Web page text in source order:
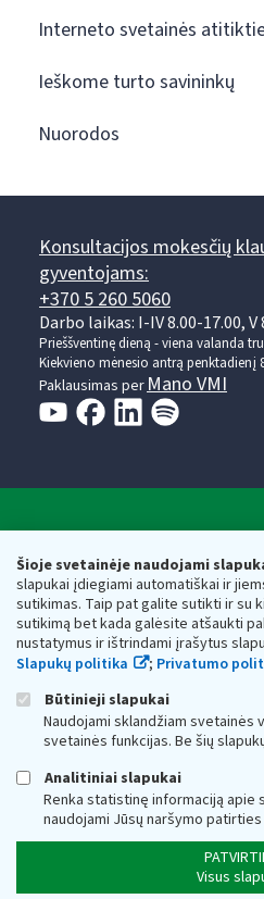
Šioje svetainėje naudojami
slapukai įdiegiami automatiškai ir
sutikimas. Taip pat galite sutikti ir su
sutikimą bet kada galėsite atšaukti
nustatymus ir ištrindami įrašytus
Slapukų politika
; Privatumo
Būtinieji slapukai
Naudojami sklandžiam svetainės
svetainės funkcijas. Be šių
Analitiniai slapukai
Renka statistinę informaciją apie
naudojami Jūsų naršymo
Visus
Interneto svetainės
Ieškome turto savininkų
Nuorodos
Konsultacijos mokesčių
gyventojams:
+370 5 260 5060
Darbo laikas: I-IV 8.00-17.00, V
Prieššventinę dieną - viena valanda
Kiekvieno mėnesio antrą penktadienį
Paklausimas per Mano VMI
Respublikos finansų
Biudžetinė įstaiga. Juridinio asmens
adresas: Vasario 16-osios g. 14,
vmi@vmi.lt, E. pristatymo dėžutės
Duomenys apie Valstybinę mokesčių
Respublikos finansų ministerijos